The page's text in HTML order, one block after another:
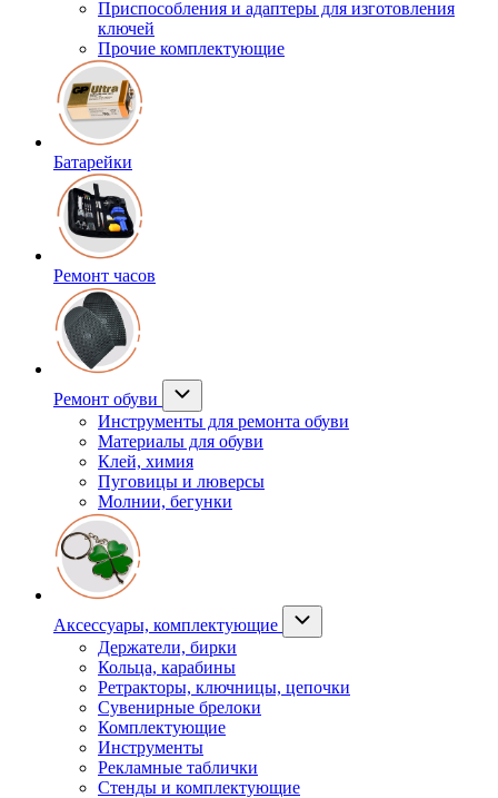
Приспособления и адаптеры для изготовления
ключей
Прочие комплектующие
Батарейки
Ремонт часов
Ремонт обуви
Инструменты для ремонта обуви
Материалы для обуви
Клей, химия
Пуговицы и люверсы
Молнии, бегунки
Аксессуары, комплектующие
Держатели, бирки
Кольца, карабины
Ретракторы, ключницы, цепочки
Сувенирные брелоки
Комплектующие
Инструменты
Рекламные таблички
Стенды и комплектующие